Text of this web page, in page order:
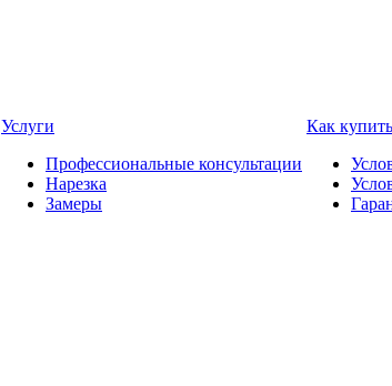
Услуги
Профессиональные консультации
Нарезка
Замеры
Как купить